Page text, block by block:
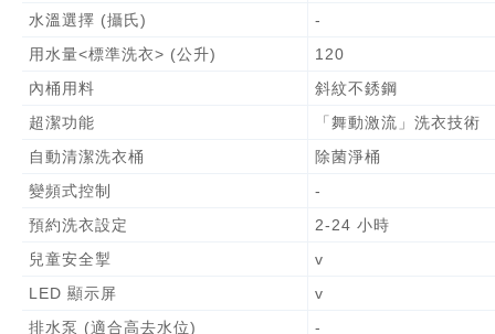
水溫選擇 (攝氏)
-
用水量<標準洗衣> (公升)
120
內桶用料
斜紋不銹鋼
超潔功能
「舞動激流」洗衣技術
自動清潔洗衣桶
除菌淨桶
變頻式控制
-
預約洗衣設定
2-24 小時
兒童安全掣
v
LED 顯示屏
v
排水泵 (適合高去水位)
-